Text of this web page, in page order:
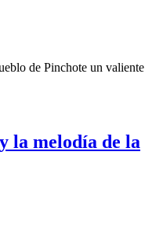
de Pinchote un valiente
la melodía de la